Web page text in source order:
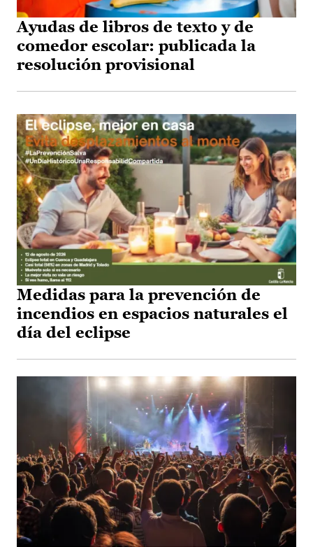
Ayudas de libros de texto y de
comedor escolar: publicada la
resolución provisional
Medidas para la prevención de
incendios en espacios naturales el
día del eclipse